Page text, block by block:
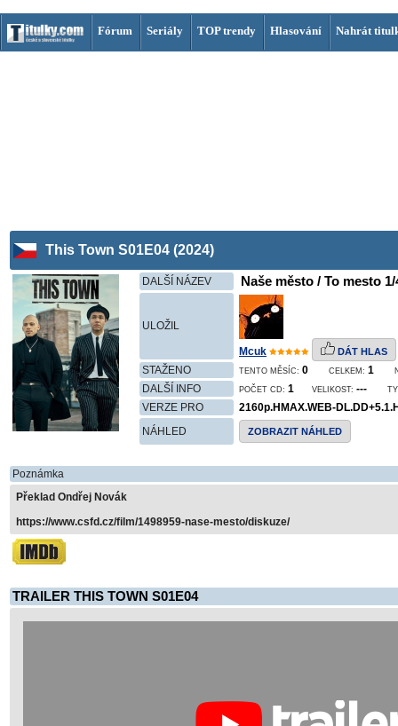
Fórum Seriály TOP trendy Hlasování Nahrát
This Town S01E04 (2024)
DALŠÍ NÁZEV Naše město / To mesto 1/
ULOŽIL
Mcuk DÁT HLAS
STAŽENO TENTO MĚSÍC: 0 CELKEM: 1
DALŠÍ INFO POČET CD: 1 VELIKOST: ---
VERZE PRO
2160p.HMAX.WEB-
NÁHLED
ZOBRAZIT NÁHLED
Poznámka
Překlad Ondřej Novák
https://www.csfd.cz/film/1498959-nase-mesto/diskuze/
TRAILER THIS TOWN S01E04